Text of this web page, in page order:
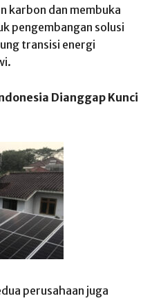
karbon dan membuka
pengembangan solusi
transisi energi
Dianggap Kunci
perusahaan juga